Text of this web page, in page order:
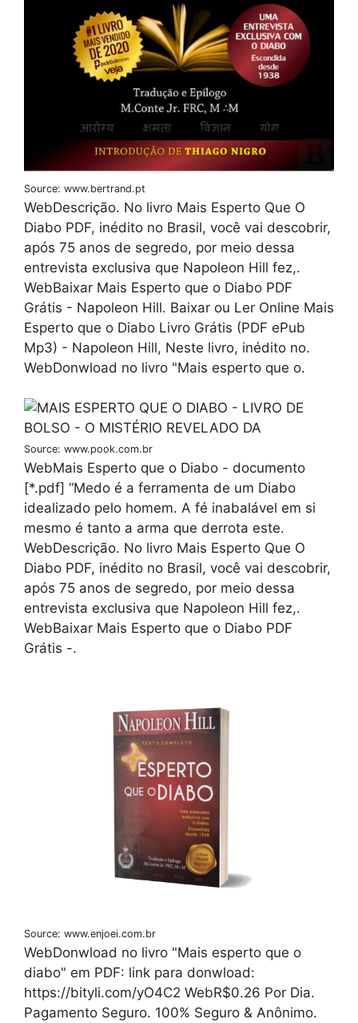
Source: www.bertrand.pt
WebDescrição. No livro Mais Esperto Que O
Diabo PDF, inédito no Brasil, você vai descobrir,
após 75 anos de segredo, por meio dessa
entrevista exclusiva que Napoleon Hill fez,.
WebBaixar Mais Esperto que o Diabo PDF
Grátis - Napoleon Hill. Baixar ou Ler Online Mais
Esperto que o Diabo Livro Grátis (PDF ePub
Mp3) - Napoleon Hill, Neste livro, inédito no.
WebDonwload no livro "Mais esperto que o.
Source: www.pook.com.br
WebMais Esperto que o Diabo - documento
[*.pdf] “Medo é a ferramenta de um Diabo
idealizado pelo homem. A fé inabalável em si
mesmo é tanto a arma que derrota este.
WebDescrição. No livro Mais Esperto Que O
Diabo PDF, inédito no Brasil, você vai descobrir,
após 75 anos de segredo, por meio dessa
entrevista exclusiva que Napoleon Hill fez,.
WebBaixar Mais Esperto que o Diabo PDF
Grátis -.
Source: www.enjoei.com.br
WebDonwload no livro "Mais esperto que o
diabo" em PDF: link para donwload:
https://bityli.com/yO4C2 WebR$0.26 Por Dia.
Pagamento Seguro. 100% Seguro & Anônimo.